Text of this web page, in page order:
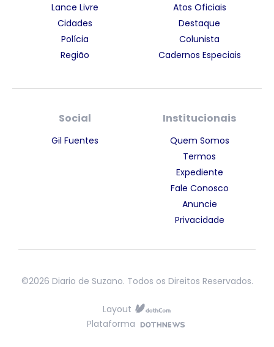
Lance Livre
Cidades
Polícia
Região
Atos Oficiais
Destaque
Colunista
Cadernos Especiais
Social
Gil Fuentes
Institucionais
Quem Somos
Termos
Expediente
Fale Conosco
Anuncie
Privacidade
©2026 Diario de Suzano. Todos os Direitos Reservados.
Layout
Plataforma